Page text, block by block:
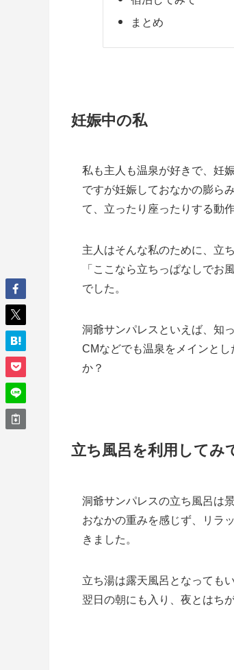
まとめ
妊娠中の私
私も主人も温泉が好きで、妊
ですが妊娠しておなかの膨ら
て、立ったり座ったりする動
主人はそんな私のために、立
「ここなら立ちっぱなしでお
でした。
洞爺サンパレスといえば、知
CMなどでも温泉をメインと
か？
立ち風呂を利用してみ
洞爺サンパレスの立ち風呂は
おなかの重みを感じず、リラ
きました。
立ち湯は露天風呂となっても
翌日の朝にも入り、夜とはち